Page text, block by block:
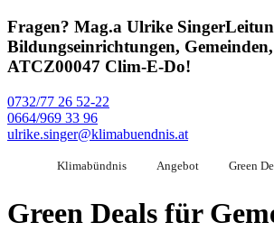
Fragen? Mag.a Ulrike Singer
Bildungseinrichtungen,
ATCZ00047 Clim-E-Do!
0732/77 26 52-22
0664/969 33 96
ulrike.singer@klimabuendnis.at
Klimabündnis Angebot Green
Green Deals für